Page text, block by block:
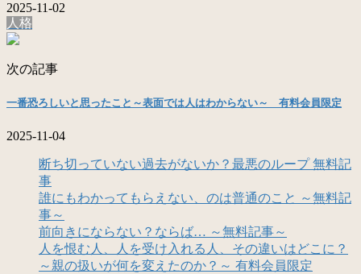
2025-11-02
人格
次の記事
一番恐ろしいと思ったこと～表面では人はわからない～ 有料会員限定
2025-11-04
断ち切っていない過去がないか？最悪のループ 無料記
事
誰にもわかってもらえない、のは普通のこと ～無料記
事～
前向きにならない？ならば… ～無料記事～
人を恨む人、人を受け入れる人、その違いはどこに？
～親の扱いが何を変えたのか？～ 有料会員限定